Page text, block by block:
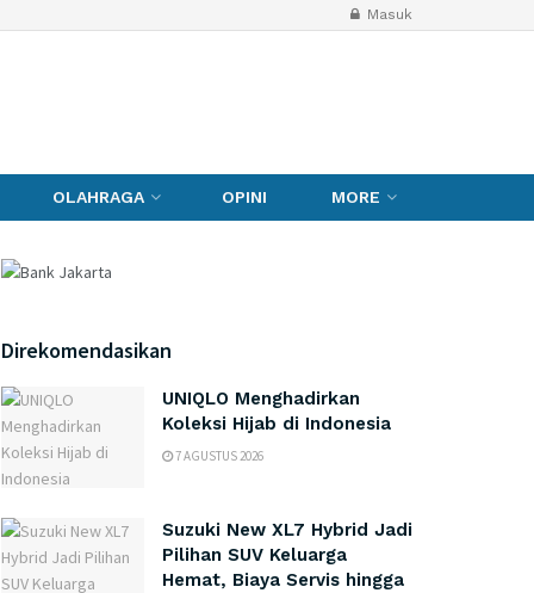
Masuk
OLAHRAGA OPINI MORE
Direkomendasikan
UNIQLO Menghadirkan
Koleksi Hijab di Indonesia
7 AGUSTUS 2026
Suzuki New XL7 Hybrid Jadi
Pilihan SUV Keluarga
Hemat, Biaya Servis hingga